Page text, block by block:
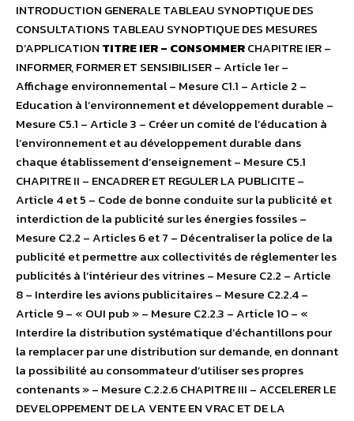
INTRODUCTION GENERALE TABLEAU SYNOPTIQUE DES
CONSULTATIONS TABLEAU SYNOPTIQUE DES MESURES
D’APPLICATION TITRE IER – CONSOMMERCHAPITRE IER –
INFORMER, FORMER ET SENSIBILISER – Article 1er –
Affichage environnemental – Mesure C1.1 – Article 2 –
Education à l’environnement et développement durable –
Mesure C5.1 – Article 3 – Créer un comité de l’éducation à
l’environnement et au développement durable dans
chaque établissement d’enseignement – Mesure C5.1
CHAPITRE II – ENCADRER ET REGULER LA PUBLICITE –
Article 4 et 5 – Code de bonne conduite sur la publicité et
interdiction de la publicité sur les énergies fossiles –
Mesure C2.2 – Articles 6 et 7 – Décentraliser la police de la
publicité et permettre aux collectivités de réglementer les
publicités à l’intérieur des vitrines – Mesure C2.2 – Article
8 – Interdire les avions publicitaires – Mesure C2.2.4 –
Article 9 – « OUI pub » – Mesure C2.2.3 – Article 10 – «
Interdire la distribution systématique d’échantillons pour
la remplacer par une distribution sur demande, en donnant
la possibilité au consommateur d’utiliser ses propres
contenants » – Mesure C.2.2.6 CHAPITRE III – ACCELERER LE
DEVELOPPEMENT DE LA VENTE EN VRAC ET DE LA